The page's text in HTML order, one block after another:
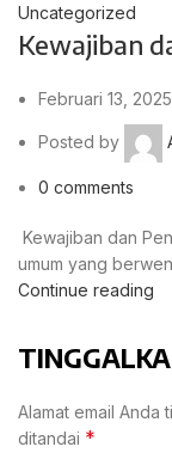
Uncategorized
Kewajiban
Februari 13, 2025
Posted by
0 comments
Kewajiban dan
umum yang
Continue reading
Alamat email Anda
ditandai *